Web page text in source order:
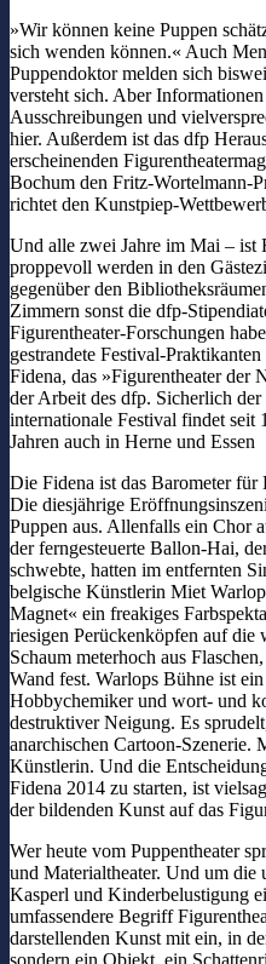
»Wir können keine Puppen
sich wenden können.« Auch
Puppendoktor melden sich
versteht sich. Aber
Ausschreibungen und
hier. Außerdem ist das dfp
erscheinenden
Bochum den Fritz-Wortelmann-
richtet den Kunstpiep-
Und alle zwei Jahre im Mai – ist
proppevoll werden in den
gegenüber den
Zimmern sonst die dfp-
Figurentheater-Forschungen
gestrandete Festival-
Fidena, das »Figurentheater der
der Arbeit des dfp. Sicherlich
internationale Festival findet seit
Jahren auch in Herne und Essen
Die Fidena ist das Barometer
Die diesjährige
Puppen aus. Allenfalls ein Chor
der ferngesteuerte Ballon-Hai,
schwebte, hatten im entfernten
belgische Künstlerin Miet
Magnet« ein freakiges
riesigen Perückenköpfen auf die
Schaum meterhoch aus
Wand fest. Warlops Bühne ist
Hobbychemiker und wort- und
destruktiver Neigung. Es
anarchischen Cartoon-Szenerie.
Künstlerin. Und die
Fidena 2014 zu starten, ist
der bildenden Kunst auf das
Wer heute vom Puppentheater
und Materialtheater. Und um die
Kasperl und Kinderbelustigung
umfassendere Begriff
darstellenden Kunst mit ein, in
sondern ein Objekt, ein